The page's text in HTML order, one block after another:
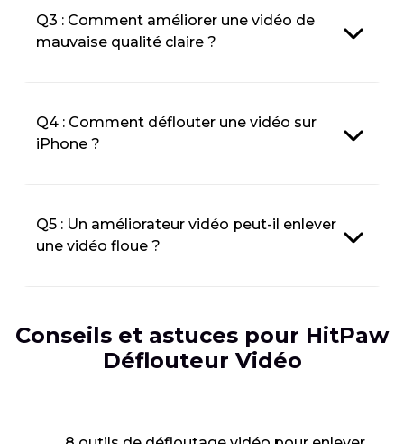
Q3 : Comment améliorer une vidéo de
mauvaise qualité claire ?
Q4 : Comment déflouter une vidéo sur
iPhone ?
Q5 : Un améliorateur vidéo peut-il enlever
une vidéo floue ?
Conseils et astuces pour HitPaw
Déflouteur Vidéo